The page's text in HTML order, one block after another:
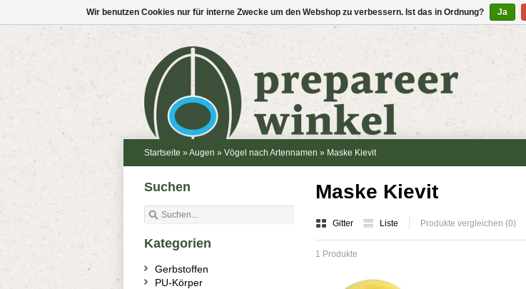
Startseite » Augen » Vögel nach Artennamen » Maske Kievit
Maske Kievit
Gitter Liste Produkte vergleichen (0)
1 Produkte
Suchen
Kategorien
Gerbstoffen
PU-Körper
Wir benutzen Cookies nur für interne Zwecke um den Webshop zu verbessern. Ist das in Ordnung? Ja